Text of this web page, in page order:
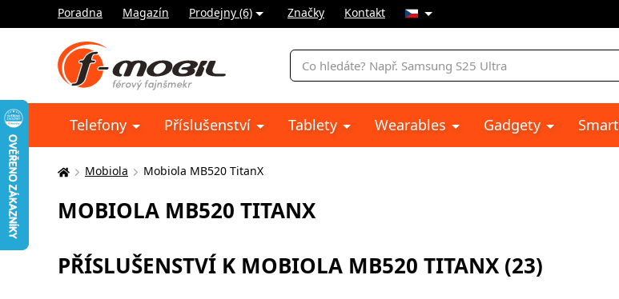
Poradna Magazín Prodejny (6) Značky Kontakt
Vyhledávání
Telefony Příslušenství Tablety Wearables Gadgety Smart
Zde
nacházíte:
Mobiola Mobiola MB520 TitanX
MOBIOLA MB520 TITANX
PŘÍSLUŠENSTVÍ K MOBIOLA MB520 TITANX (23)